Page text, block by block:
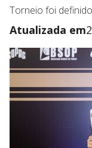
Torneio foi
Atualizada em